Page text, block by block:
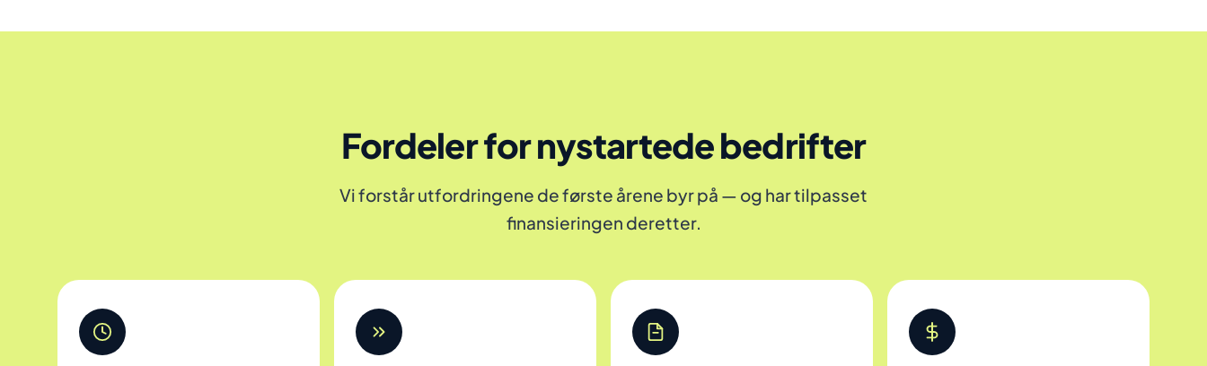
Fordeler for nystartede bedrifter
Vi forstår utfordringene de første årene byr på — og har tilpasset
finansieringen deretter.